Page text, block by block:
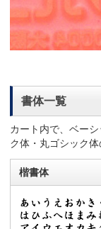
書体一覧
カート内で、ベー
ク体・丸ゴシック
楷書体